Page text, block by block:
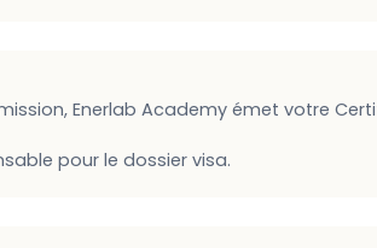
Enerlab Academy émet votre
pour le dossier visa.